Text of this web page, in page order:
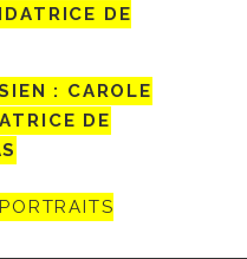
DE
: CAROLE
DE